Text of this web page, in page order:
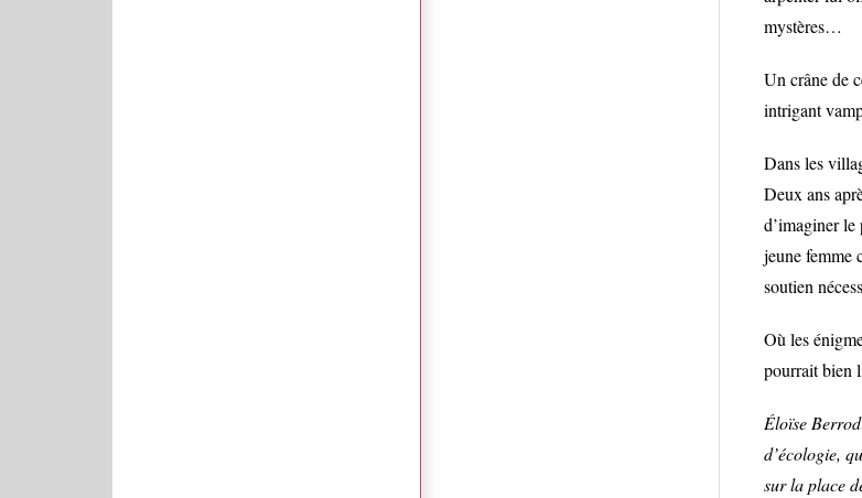
mystères…
Un crâne de
intrigant
Dans les
Deux ans
d’imaginer
jeune femme
soutien
Où les
pourrait bien
Éloïse
d’écologie,
sur la place